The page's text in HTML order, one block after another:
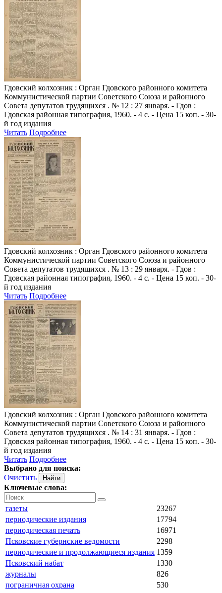
Гдовский колхозник : Орган Гдовского районного комитета
Коммунистической партии Советского Союза и районного
Совета депутатов трудящихся . № 12 : 27 января. - Гдов :
Гдовская районная типография, 1960. - 4 с. - Цена 15 коп. - 30-
й год издания
Читать Подробнее
Гдовский колхозник : Орган Гдовского районного комитета
Коммунистической партии Советского Союза и районного
Совета депутатов трудящихся . № 13 : 29 января. - Гдов :
Гдовская районная типография, 1960. - 4 с. - Цена 15 коп. - 30-
й год издания
Читать Подробнее
Гдовский колхозник : Орган Гдовского районного комитета
Коммунистической партии Советского Союза и районного
Совета депутатов трудящихся . № 14 : 31 января. - Гдов :
Гдовская районная типография, 1960. - 4 с. - Цена 15 коп. - 30-
й год издания
Читать Подробнее
Выбрано для поиска:
Очистить
Ключевые слова:
газеты
23267
периодические издания
17794
периодическая печать
16971
Псковские губернские ведомости
2298
периодические и продолжающиеся издания 1359
Псковский набат
1330
журналы
826
пограничная охрана
530